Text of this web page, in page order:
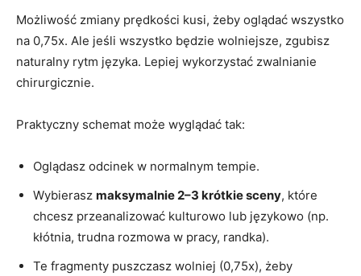
Możliwość zmiany prędkości kusi, żeby oglądać wszystko
na 0,75x. Ale jeśli wszystko będzie wolniejsze, zgubisz
naturalny rytm języka. Lepiej wykorzystać zwalnianie
chirurgicznie.
Praktyczny schemat może wyglądać tak:
Oglądasz odcinek w normalnym tempie.
Wybierasz maksymalnie 2–3 krótkie sceny, które
chcesz przeanalizować kulturowo lub językowo (np.
kłótnia, trudna rozmowa w pracy, randka).
Te fragmenty puszczasz wolniej (0,75x), żeby